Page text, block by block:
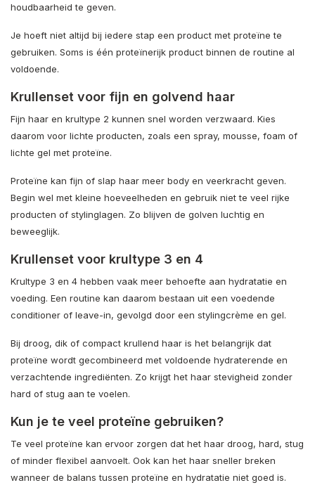
houdbaarheid te geven.
Je hoeft niet altijd bij iedere stap een product met proteïne te
gebruiken. Soms is één proteïnerijk product binnen de routine al
voldoende.
Krullenset voor fijn en golvend haar
Fijn haar en krultype 2 kunnen snel worden verzwaard. Kies
daarom voor lichte producten, zoals een spray, mousse, foam of
lichte gel met proteïne.
Proteïne kan fijn of slap haar meer body en veerkracht geven.
Begin wel met kleine hoeveelheden en gebruik niet te veel rijke
producten of stylinglagen. Zo blijven de golven luchtig en
beweeglijk.
Krullenset voor krultype 3 en 4
Krultype 3 en 4 hebben vaak meer behoefte aan hydratatie en
voeding. Een routine kan daarom bestaan uit een voedende
conditioner of leave-in, gevolgd door een stylingcrème en gel.
Bij droog, dik of compact krullend haar is het belangrijk dat
proteïne wordt gecombineerd met voldoende hydraterende en
verzachtende ingrediënten. Zo krijgt het haar stevigheid zonder
hard of stug aan te voelen.
Kun je te veel proteïne gebruiken?
Te veel proteïne kan ervoor zorgen dat het haar droog, hard, stug
of minder flexibel aanvoelt. Ook kan het haar sneller breken
wanneer de balans tussen proteïne en hydratatie niet goed is.